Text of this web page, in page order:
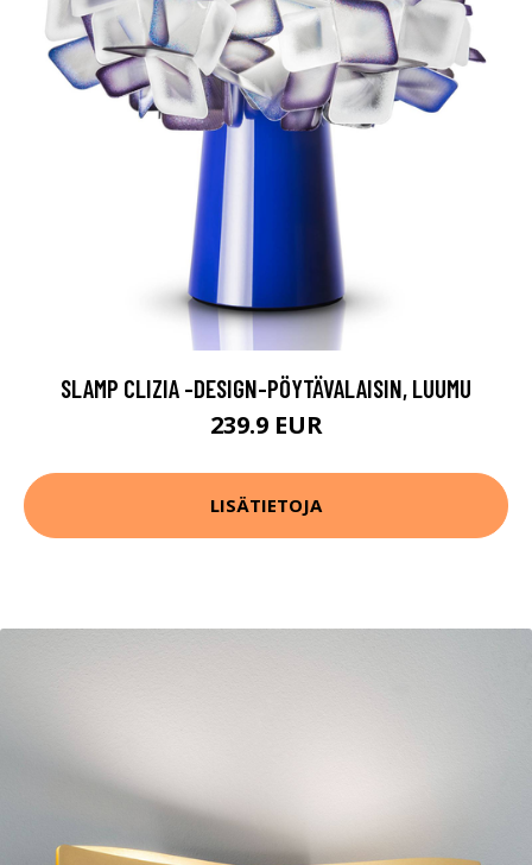
SLAMP CLIZIA -DESIGN-PÖYTÄVALAISIN, LUUMU
239.9 EUR
LISÄTIETOJA